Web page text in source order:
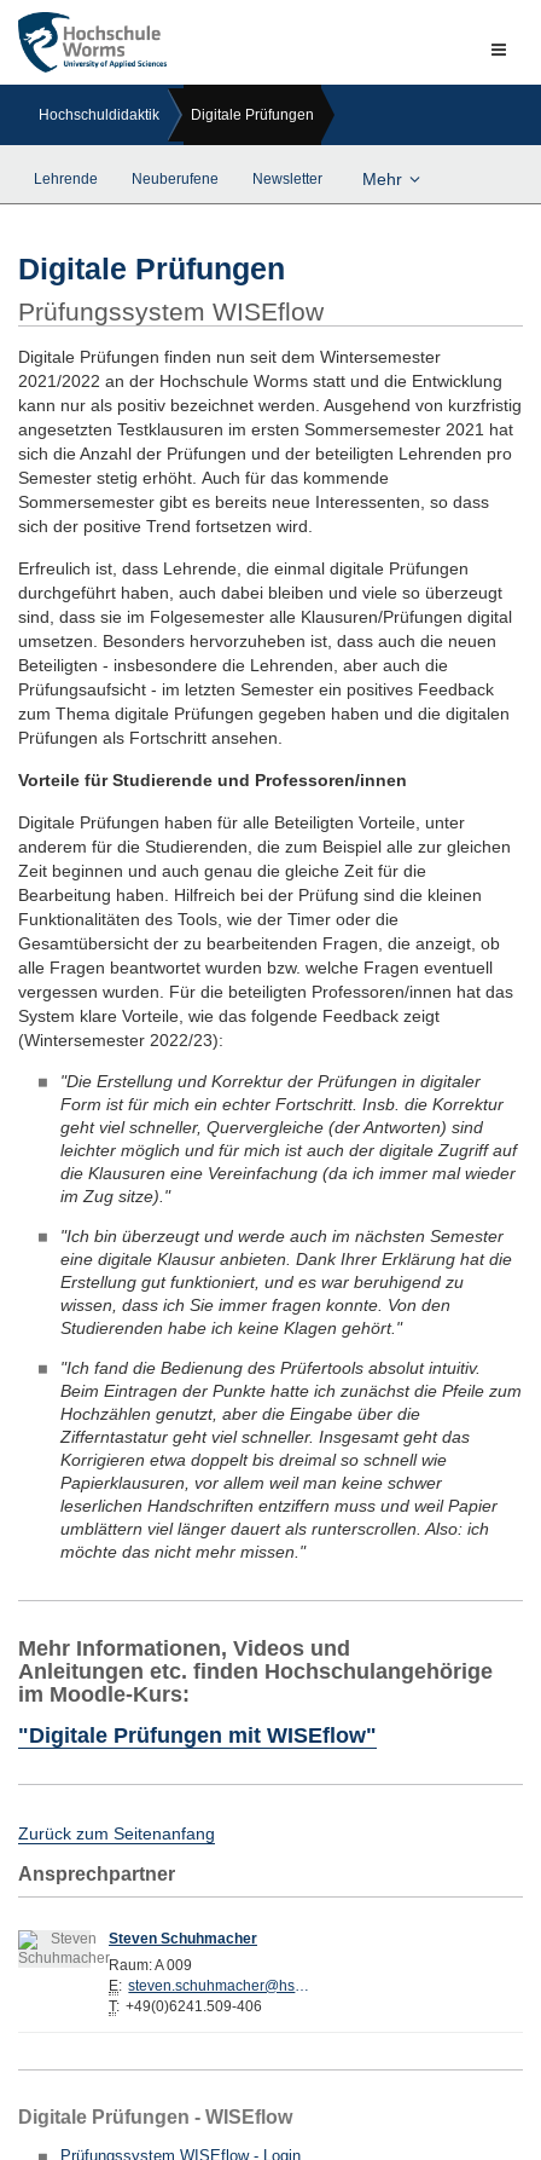
Hochschuldidaktik Digitale Prüfungen
Lehrende Neuberufene Newsletter Mehr
Digitale Prüfungen
Prüfungssystem WISEflow
Digitale Prüfungen finden nun seit dem Wintersemester
2021/2022 an der Hochschule Worms statt und die Entwicklung
kann nur als positiv bezeichnet werden. Ausgehend von kurzfristig
angesetzten Testklausuren im ersten Sommersemester 2021 hat
sich die Anzahl der Prüfungen und der beteiligten Lehrenden pro
Semester stetig erhöht. Auch für das kommende
Sommersemester gibt es bereits neue Interessenten, so dass
sich der positive Trend fortsetzen wird.
Erfreulich ist, dass Lehrende, die einmal digitale Prüfungen
durchgeführt haben, auch dabei bleiben und viele so überzeugt
sind, dass sie im Folgesemester alle Klausuren/Prüfungen digital
umsetzen. Besonders hervorzuheben ist, dass auch die neuen
Beteiligten - insbesondere die Lehrenden, aber auch die
Prüfungsaufsicht - im letzten Semester ein positives Feedback
zum Thema digitale Prüfungen gegeben haben und die digitalen
Prüfungen als Fortschritt ansehen.
Vorteile für Studierende und Professoren/innen
Digitale Prüfungen haben für alle Beteiligten Vorteile, unter
anderem für die Studierenden, die zum Beispiel alle zur gleichen
Zeit beginnen und auch genau die gleiche Zeit für die
Bearbeitung haben. Hilfreich bei der Prüfung sind die kleinen
Funktionalitäten des Tools, wie der Timer oder die
Gesamtübersicht der zu bearbeitenden Fragen, die anzeigt, ob
alle Fragen beantwortet wurden bzw. welche Fragen eventuell
vergessen wurden. Für die beteiligten Professoren/innen hat das
System klare Vorteile, wie das folgende Feedback zeigt
(Wintersemester 2022/23):
"Die Erstellung und Korrektur der Prüfungen in digitaler
Form ist für mich ein echter Fortschritt. Insb. die Korrektur
geht viel schneller, Quervergleiche (der Antworten) sind
leichter möglich und für mich ist auch der digitale Zugriff auf
die Klausuren eine Vereinfachung (da ich immer mal wieder
im Zug sitze)."
"Ich bin überzeugt und werde auch im nächsten Semester
eine digitale Klausur anbieten. Dank Ihrer Erklärung hat die
Erstellung gut funktioniert, und es war beruhigend zu
wissen, dass ich Sie immer fragen konnte. Von den
Studierenden habe ich keine Klagen gehört."
"Ich fand die Bedienung des Prüfertools absolut intuitiv.
Beim Eintragen der Punkte hatte ich zunächst die Pfeile zum
Hochzählen genutzt, aber die Eingabe über die
Zifferntastatur geht viel schneller. Insgesamt geht das
Korrigieren etwa doppelt bis dreimal so schnell wie
Papierklausuren, vor allem weil man keine schwer
leserlichen Handschriften entziffern muss und weil Papier
umblättern viel länger dauert als runterscrollen. Also: ich
möchte das nicht mehr missen."
Mehr Informationen, Videos und
Anleitungen etc. finden Hochschulangehörige
im Moodle-Kurs:
"Digitale Prüfungen mit WISEflow"
Zurück zum Seitenanfang
Ansprechpartner
Steven Schuhmacher
Raum:A 009
E:
steven.schuhmacher@hs-worms.de
T: +49(0)6241.509-406
Digitale Prüfungen - WISEflow
Prüfungssystem WISEflow - Login